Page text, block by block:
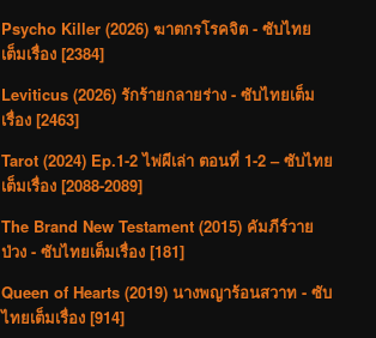
Psycho Killer (2026) ฆาตกรโรคจิต - ซับไทย
เต็มเรื่อง [2384]
Leviticus (2026) รักร้ายกลายร่าง - ซับไทยเต็ม
เรื่อง [2463]
Tarot (2024) Ep.1-2 ไพ่ผีเล่า ตอนที่ 1-2 – ซับไทย
เต็มเรื่อง [2088-2089]
The Brand New Testament (2015) คัมภีร์วาย
ป่วง - ซับไทยเต็มเรื่อง [181]
Queen of Hearts (2019) นางพญาร้อนสวาท - ซับ
ไทยเต็มเรื่อง [914]